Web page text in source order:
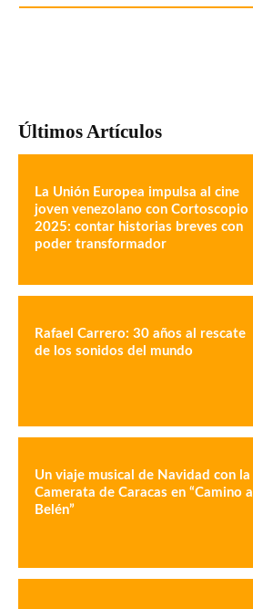
Últimos Artículos
La Unión Europea impulsa al cine
joven venezolano con Cortoscopio
2025: contar historias breves con
poder transformador
Rafael Carrero: 30 años al rescate
de los sonidos del mundo
Un viaje musical de Navidad con la
Camerata de Caracas en “Camino a
Belén”